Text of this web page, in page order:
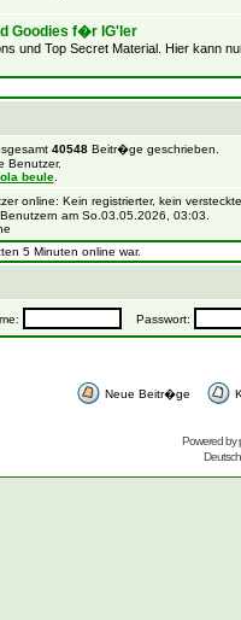
Goodies f�r IG'ler
und Top Secret Material. Hier kann
40548Beitr�ge geschrieben.
Benutzer.
beule.
online: Kein registrierter, kein
am So.03.05.2026, 03:03.
5 Minuten online war.
Passwort:
Neue Beitr�ge
Powered by